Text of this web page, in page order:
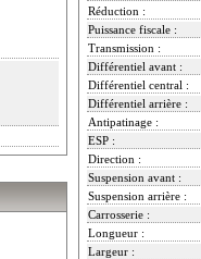
Réduction :
Puissance fiscale :
Transmission :
Différentiel avant :
Différentiel central :
Différentiel arrière :
Antipatinage :
ESP :
Direction :
Suspension avant :
Suspension arrière :
Carrosserie :
Longueur :
Largeur :